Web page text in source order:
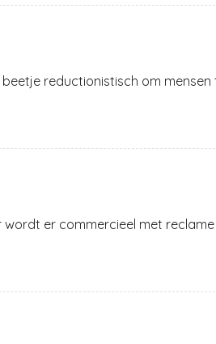
reductionistisch om
wordt er commercieel met